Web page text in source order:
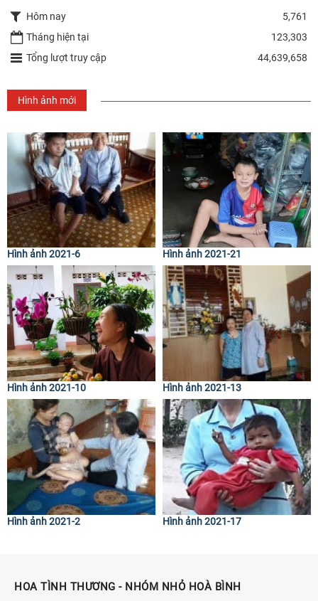
Hôm nay
5,761
Tháng hiện tại
123,303
Tổng lượt truy cập
44,639,658
Hình ảnh mới
Hình ảnh 2021-6 Hình ảnh 2021-21
Hình ảnh 2021-10 Hình ảnh 2021-13
Hình ảnh 2021-2 Hình ảnh 2021-17
HOA TÌNH THƯƠNG - NHÓM NHỎ HOÀ BÌNH